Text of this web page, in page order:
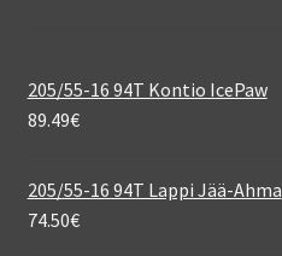
205/55-16 94T Kontio IcePaw
89.49€
205/55-16 94T Lappi Jää-Ahma
74.50€